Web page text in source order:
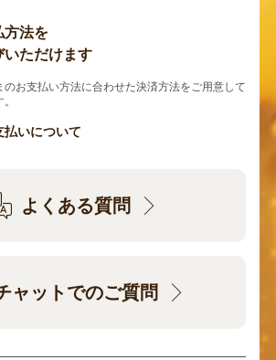
方法を
いただけます
のお支払い方法に合わせた決済方法をご用意して
払いについて
よくある質問
ャットでのご質問